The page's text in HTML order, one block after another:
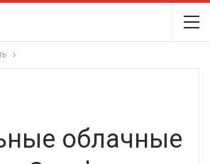
облачные